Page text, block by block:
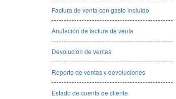
Factura de venta con gasto incluido
Anulación de factura de venta
Devolución de ventas
Reporte de ventas y devoluciones
Estado de cuenta de cliente